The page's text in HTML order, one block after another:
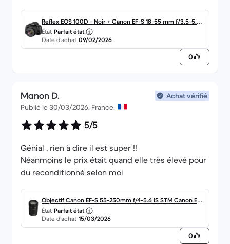
J'ai des difficultés à la mise au point en mode
zoom
Il me faut choisir les photos en rafales pour éviter
d'enclencher sur du flou bien qu'au final la photo
Je suis, pour préciser, en mode automatique le
temps de me familiariser avec toutes ses
Sinon je suis ravie.
vos conseils avec plaisir.
Est-ce une pile défectueuse à changer
éventuellement à l'intérieur de l'appareil ?
Dans l'attente de vous lire.
Merci
Reflex EOS 100D - Noir + Canon EF-S 18-55 mm f/3.5-5.6 II
I f/3.5-5.6
État Parfait état
Date d’achat 09/02/2026
0
Manon D.
Achat vérifié
Publié le 30/03/2026, France.
5/5
Génial , rien à dire il est super !!
Néanmoins le prix était quand elle très élevé pour
du reconditionné selon moi
Objectif Canon EF-S 55-250mm f/4-5.6 IS STM Canon EF
55-250mm f/4-5.6
État Parfait état
Date d’achat 15/03/2026
0